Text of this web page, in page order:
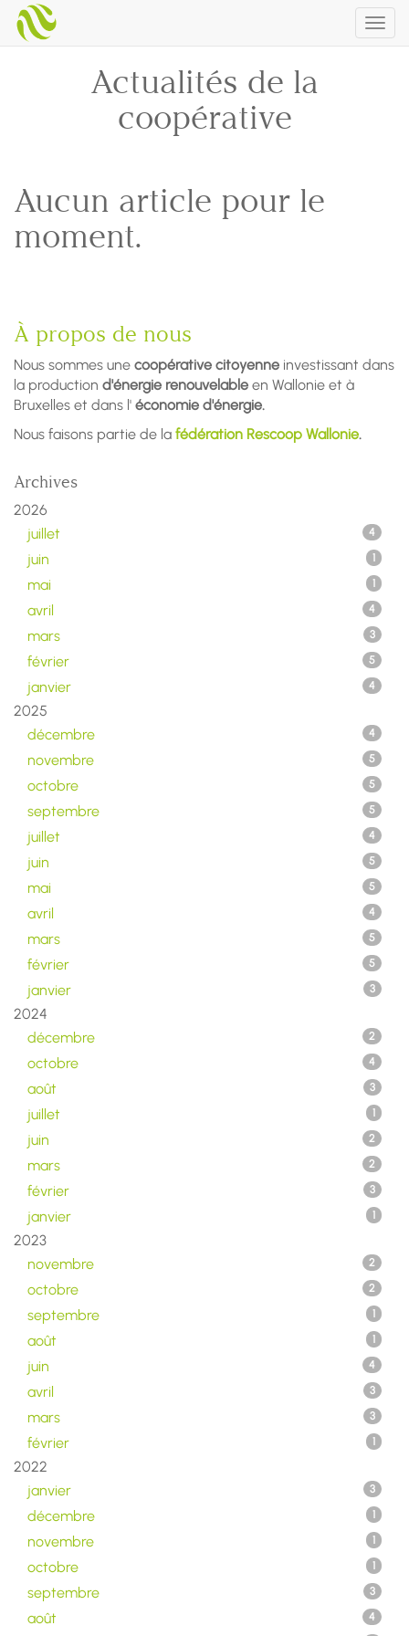
Actualités de la
coopérative
Aucun article pour le
moment.
À propos de nous
Nous sommes une coopérative citoyenne investissant dans
la production d'énergie renouvelable en Wallonie et à
Bruxelles et dans l' économie d'énergie.
Nous faisons partie de la fédération Rescoop Wallonie.
Archives
2026
juillet
4
juin 1
mai 1
avril 4
mars 3
février 5
janvier 4
2025
décembre
4
novembre 5
octobre 5
septembre 5
juillet 4
juin 5
mai 5
avril 4
mars 5
février 5
janvier 3
2024
décembre
2
octobre 4
août 3
juillet 1
juin 2
mars 2
février 3
janvier 1
2023
novembre
2
octobre 2
septembre 1
août 1
juin 4
avril 3
mars 3
février 1
2022
janvier
3
décembre 1
novembre 1
octobre 1
septembre 3
août 4